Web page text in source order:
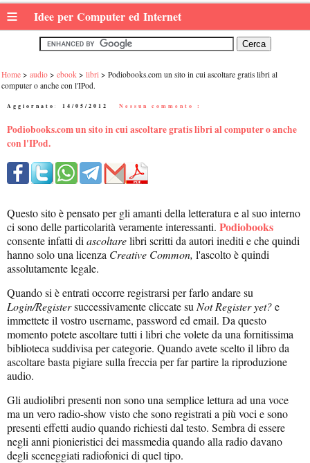
≡ Idee per Computer ed Internet
Home audio ebook libri
Podiobooks.com un sito in cui ascoltare gratis libri al
computer o anche con l'IPod.
Aggiornato: 14/05/2012 Nessun commento :
Podiobooks.com un sito in cui ascoltare gratis libri al computer o anche
con l'IPod.
Questo sito è pensato per gli amanti della letteratura e al suo interno
ci sono delle particolarità veramente interessanti. Podiobooks
consente infatti diascoltarelibri scritti da autori inediti e che quindi
hanno solo una licenza Creative Common, l'ascolto è quindi
assolutamente legale.
Quando si è entrati occorre registrarsi per farlo andare su
Login/Registersuccessivamente cliccate su Not Register yet?e
immettete il vostro username, password ed email. Da questo
momento potete ascoltare tutti i libri che volete da una fornitissima
biblioteca suddivisa per categorie. Quando avete scelto il libro da
ascoltare basta pigiare sulla freccia per far partire la riproduzione
audio.
Gli audiolibri presenti non sono una semplice lettura ad una voce
ma un vero radio-show visto che sono registrati a più voci e sono
presenti effetti audio quando richiesti dal testo. Sembra di essere
negli anni pionieristici dei massmedia quando alla radio davano
degli sceneggiati radiofonici di quel tipo.